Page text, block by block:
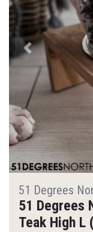
Vorige
51 Degrees
51 Degrees
Teak High L